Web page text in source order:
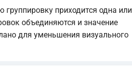
группировку приходится одна или
объединяются и значение
для уменьшения визуального